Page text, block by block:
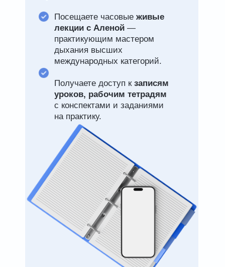
Посещаете часовые живые
лекции с Аленой —
практикующим мастером
дыхания высших
международных категорий.
Получаете доступ к записям
уроков, рабочим тетрадям
с конспектами и заданиями
на практику.